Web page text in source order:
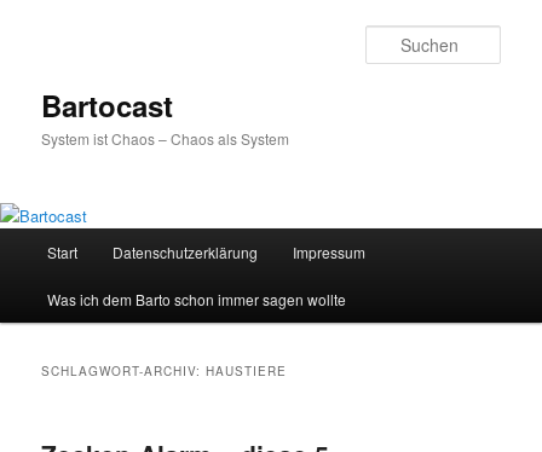
Bartocast
System ist Chaos – Chaos als System
Start Datenschutzerklärung Impressum
Was ich dem Barto schon immer sagen wollte
SCHLAGWORT-ARCHIV:HAUSTIERE